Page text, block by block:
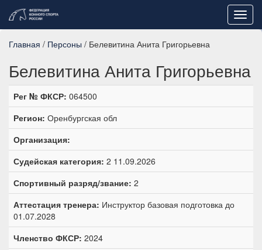
Главная / Персоны / Белевитина Анита Григорьевна
Белевитина Анита Григорьевна
Рег № ФКСР: 064500
Регион: Оренбургская обл
Организация:
Судейская категория: 2 11.09.2026
Спортивный разряд/звание: 2
Аттестация тренера: Инструктор базовая подготовка до
01.07.2028
Членство ФКСР: 2024